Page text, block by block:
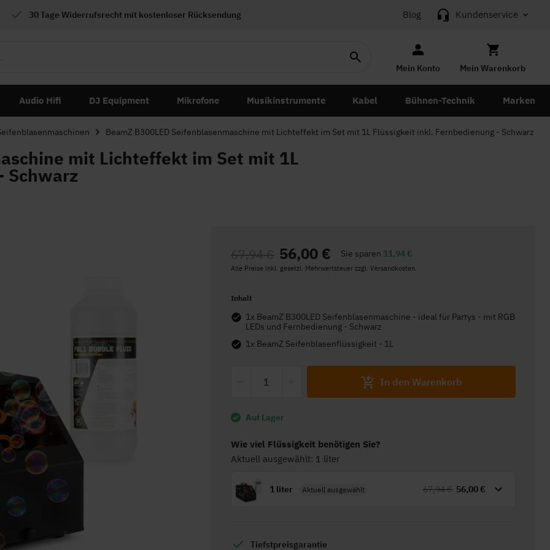
30 Tage Widerrufsrecht mit kostenloser Rücksendung Blog Kundenservice
Mein Konto Mein Warenkorb
Audio Hifi DJ Equipment Mikrofone Musikinstrumente Kabel Bühnen-Technik Marken
BeamZ B300LED Seifenblasenmaschine mit Lichteffekt im Set mit 1L Flüssigkeit inkl. Fernbedienung - Schwarz
mit Lichteffekt im Set mit 1L
Schwarz
56,00 €
67,94 € Sie sparen 11,94 €
Alle Preise inkl. gesetzl. Mehrwertsteuer zzgl. Versandkosten.
Inhalt
1x BeamZ B300LED Seifenblasenmaschine - ideal für Partys - mit RGB
LEDs und Fernbedienung - Schwarz
1x BeamZ Seifenblasenflüssigkeit - 1L
In den Warenkorb
Auf Lager
Wie viel Flüssigkeit benötigen Sie?
Aktuell ausgewählt: 1 liter
1 liter Aktuell ausgewählt 56,00 €
67,94 €
Tiefstpreisgarantie